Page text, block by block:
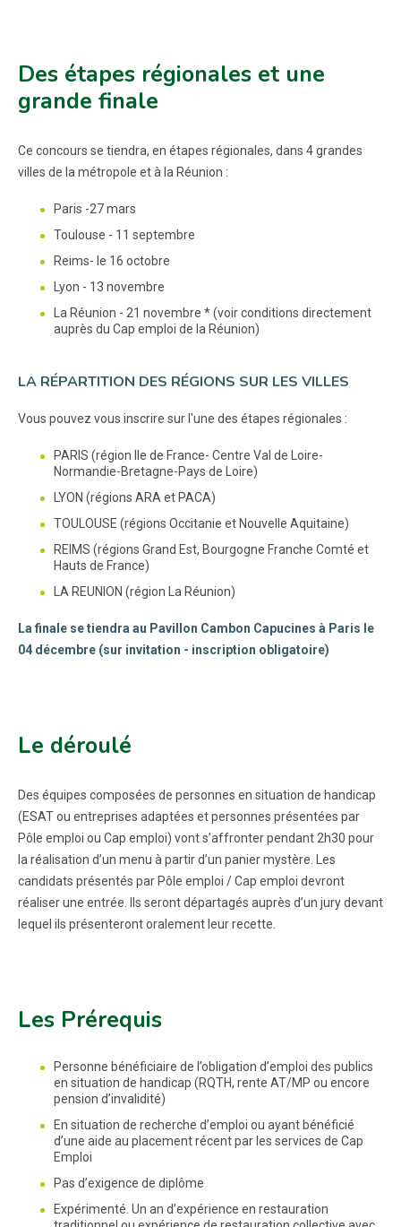
Des étapes régionales et une
grande finale
Ce concours se tiendra, en étapes régionales, dans 4 grandes
villes de la métropole et à la Réunion :
Paris -27 mars
Toulouse - 11 septembre
Reims- le 16 octobre
Lyon - 13 novembre
La Réunion - 21 novembre * (voir conditions directement
auprès du Cap emploi de la Réunion)
LA RÉPARTITION DES RÉGIONS SUR LES VILLES
Vous pouvez vous inscrire sur l'une des étapes régionales :
PARIS (région Ile de France- Centre Val de Loire-
Normandie-Bretagne-Pays de Loire)
LYON (régions ARA et PACA)
TOULOUSE (régions Occitanie et Nouvelle Aquitaine)
REIMS (régions Grand Est, Bourgogne Franche Comté et
Hauts de France)
LA REUNION (région La Réunion)
La finale se tiendra au Pavillon Cambon Capucines à Paris le
04 décembre (sur invitation - inscription obligatoire)
Le déroulé
Des équipes composées de personnes en situation de handicap
(ESAT ou entreprises adaptées et personnes présentées par
Pôle emploi ou Cap emploi) vont s’affronter pendant 2h30 pour
la réalisation d’un menu à partir d’un panier mystère. Les
candidats présentés par Pôle emploi / Cap emploi devront
réaliser une entrée. Ils seront départagés auprès d’un jury devant
lequel ils présenteront oralement leur recette.
Les Prérequis
Personne bénéficiaire de l’obligation d’emploi des publics
en situation de handicap (RQTH, rente AT/MP ou encore
pension d’invalidité)
En situation de recherche d’emploi ou ayant bénéficié
d’une aide au placement récent par les services de Cap
Emploi
Pas d’exigence de diplôme
Expérimenté. Un an d’expérience en restauration